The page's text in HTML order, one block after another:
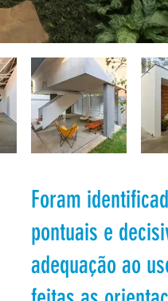
Foram
pontuais e
adequação ao